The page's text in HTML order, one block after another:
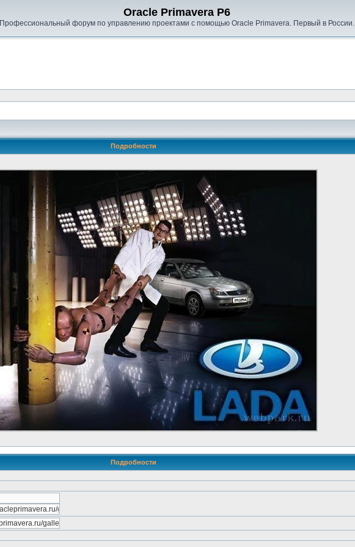
Oracle Primavera P6
Профессиональный форум по управлению проектами с помощью Oracle Primavera. Первый в России.
Подробности
Подробности